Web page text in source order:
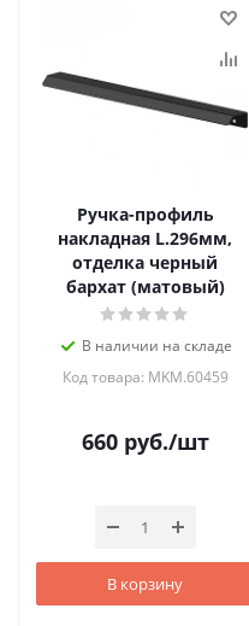
Ручка-профиль
накладная L.296мм,
отделка черный
бархат (матовый)
В наличии на складе
Код товара: MKM.60459
660руб./шт
В корзину